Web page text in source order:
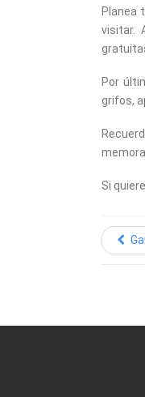
Planea
visitar.
Por
grifos,
Si